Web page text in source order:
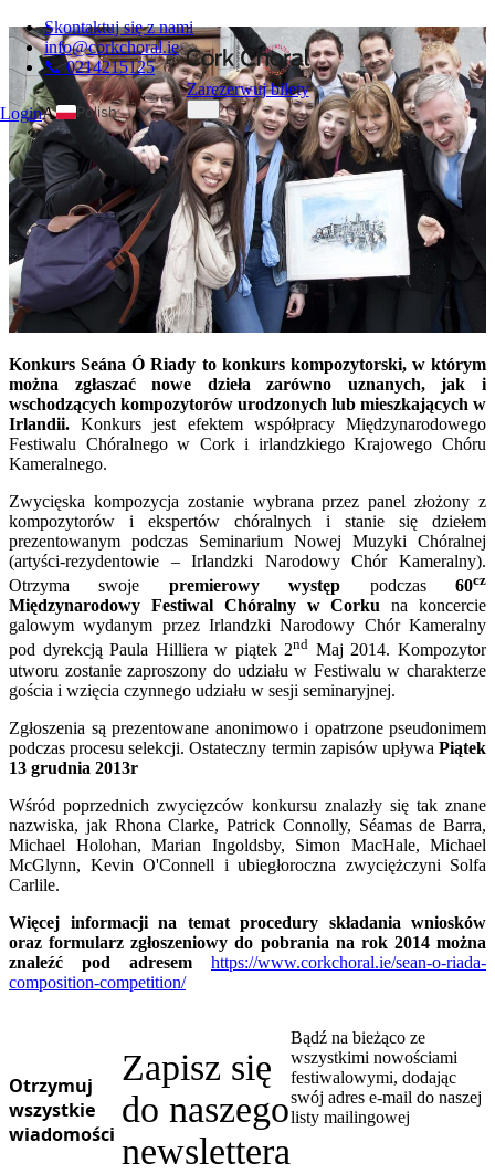
Skontaktuj się z nami
info@corkchoral.ie
📞 0214215125
LoginA
Polish
English
Bulgarian
Czech
Danish
German
Greek
Spanish
Estonian
French
Hungarian
Italian
Portuguese
Ukrainian
Zarezerwuj bilety
Konkurs Seána Ó Riady to konkurs kompozytorski, w którym
można zgłaszać nowe dzieła zarówno uznanych, jak i
wschodzących kompozytorów urodzonych lub mieszkających w
Irlandii. Konkurs jest efektem współpracy Międzynarodowego
Festiwalu Chóralnego w Cork i irlandzkiego Krajowego Chóru
Kameralnego.
Zwycięska kompozycja zostanie wybrana przez panel złożony z
kompozytorów i ekspertów chóralnych i stanie się dziełem
prezentowanym podczas Seminarium Nowej Muzyki Chóralnej
(artyści-rezydentowie – Irlandzki Narodowy Chór Kameralny).
Otrzyma swoje premierowy występ podczas60cz
Międzynarodowy Festiwal Chóralny w Corku na koncercie
galowym wydanym przez Irlandzki Narodowy Chór Kameralny
pod dyrekcją Paula Hilliera w piątek 2nd Maj 2014. Kompozytor
utworu zostanie zaproszony do udziału w Festiwalu w charakterze
gościa i wzięcia czynnego udziału w sesji seminaryjnej.
Zgłoszenia są prezentowane anonimowo i opatrzone pseudonimem
podczas procesu selekcji. Ostateczny termin zapisów upływa Piątek
13 grudnia 2013r
Wśród poprzednich zwycięzców konkursu znalazły się tak znane
nazwiska, jak Rhona Clarke, Patrick Connolly, Séamas de Barra,
Michael Holohan, Marian Ingoldsby, Simon MacHale, Michael
McGlynn, Kevin O'Connell i ubiegłoroczna zwyciężczyni Solfa
Carlile.
Więcej informacji na temat procedury składania wniosków
oraz formularz zgłoszeniowy do pobrania na rok 2014 można
znaleźć pod adresem
https://www.corkchoral.ie/sean-o-riada-
composition-competition/
Otrzymuj
wszystkie
wiadomości
Zapisz się
do naszego
newslettera
Bądź na bieżąco ze
wszystkimi nowościami
festiwalowymi, dodając
swój adres e-mail do naszej
listy mailingowej